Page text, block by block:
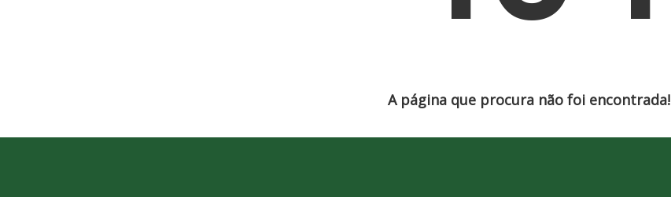
A página que procura não foi encontrada!